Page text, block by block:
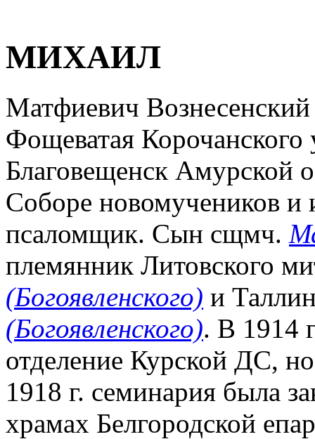
МИХАИЛ
Матфиевич
Фощеватая
Благовещенск Амурской
Соборе новомучеников и
псаломщик. Сын сщмч.
племянник Литовского
(Богоявленского) и
(Богоявленского). В 1914
отделение Курской ДС,
1918 г. семинария была
храмах Белгородской